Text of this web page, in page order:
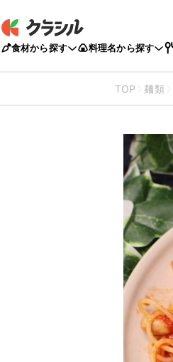
食材から探す 料理名から探す
TOP 麺類